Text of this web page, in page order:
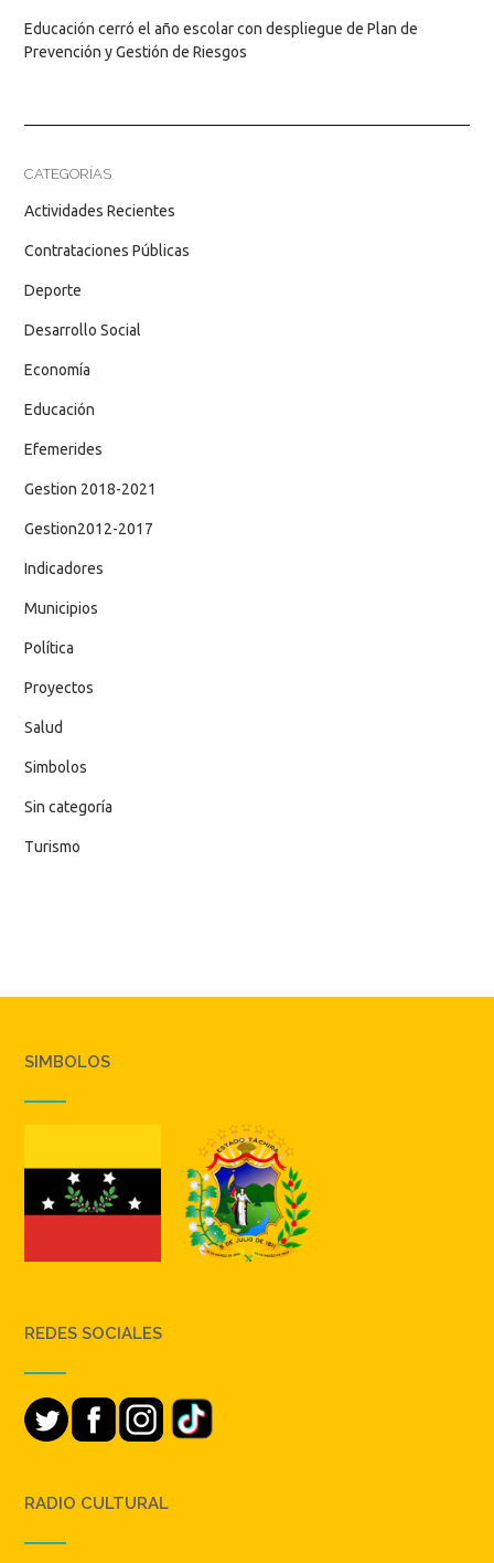
Educación cerró el año escolar con despliegue de Plan de
Prevención y Gestión de Riesgos
CATEGORÍAS
Actividades Recientes
Contrataciones Públicas
Deporte
Desarrollo Social
Economía
Educación
Efemerides
Gestion 2018-2021
Gestion2012-2017
Indicadores
Municipios
Política
Proyectos
Salud
Simbolos
Sin categoría
Turismo
SIMBOLOS
REDES SOCIALES
RADIO CULTURAL